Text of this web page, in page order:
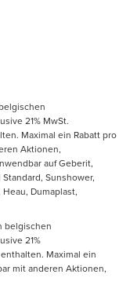
21% MwSt.
Maximal ein Rabatt pro
Aktionen,
auf Geberit,
Sunshower,
Dumaplast,
belgischen
21%
Maximal ein
mit anderen Aktionen,